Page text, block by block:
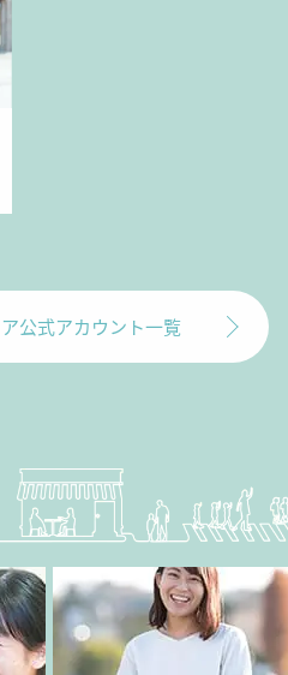
公式アカウント一覧